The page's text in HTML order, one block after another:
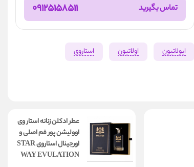
تماس بگیرید 09125158511
ایولاتیون اولاتیون استاروی
عطر ادکلن زنانه استار وی
اوولیشن پور فم اصلی و
اورجینال استاروی STAR
WAY EVULATION